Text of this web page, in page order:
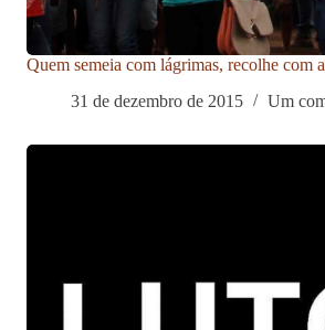
Quem semeia com lágrimas, recolhe com
31 de dezembro de 2015
Um